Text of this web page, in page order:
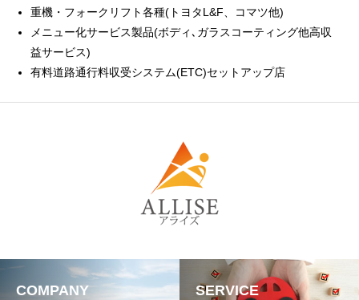
重機・フォークリフト各種(トヨタL&F、コマツ他)
メニュー化サービス製品(ボディ､ガラスコーティング他高収
益サービス)
有料道路通行料収受システム(ETC)セットアップ店
COMPANY SERVICE